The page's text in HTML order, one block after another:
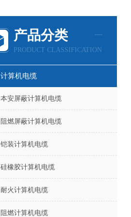
产品分类
PRODUCT CLASSIFICATION
计算机电缆
本安屏蔽计算机电缆
阻燃屏蔽计算机电缆
铠装计算机电缆
硅橡胶计算机电缆
耐火计算机电缆
阻燃计算机电缆